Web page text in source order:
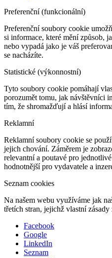
Preferenční (funkcionální)
Preferenční soubory cookie
si informace, které mění způsob,
nebo vypadá jako je váš
se nacházíte.
Statistické (výkonnostní)
Tyto soubory cookie pomáhají
porozumět tomu, jak návštěvníci
tím, že shromažďují a hlásí
Reklamní
Reklamní soubory cookie se
jejich chování. Záměrem je
relevantní a poutavé pro
hodnotnější pro vydavatele a
Seznam cookies
Na našem webu využíváme jak
třetích stran, jejichž vlastní
Facebook
Google
LinkedIn
Seznam